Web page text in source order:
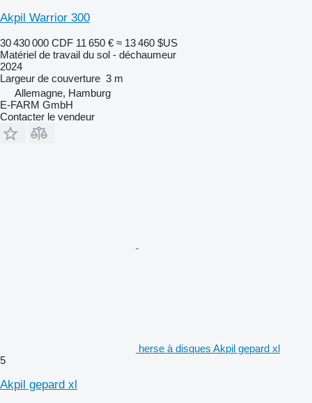
Akpil Warrior 300
30 430 000 CDF 11 650 € ≈ 13 460 $US
Matériel de travail du sol - déchaumeur
2024
Largeur de couverture 3 m
Allemagne, Hamburg
E-FARM GmbH
Contacter le vendeur
herse à disques Akpil gepard xl
5
Akpil gepard xl